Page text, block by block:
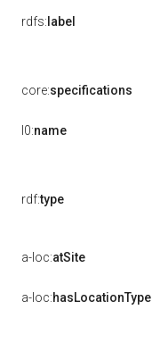
rdfs: label
core:specifications
l0:name
rdf:type
a-loc:atSite
a-loc:hasLocationType